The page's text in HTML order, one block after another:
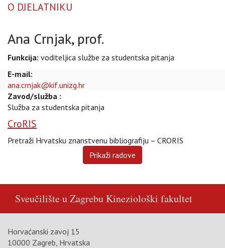
O DJELATNIKU
Ana Crnjak, prof.
Funkcija: voditeljica službe za studentska pitanja
E-mail:
ana.crnjak@kif.unizg.hr
Zavod/služba :
Služba za studentska pitanja
CroRIS
Pretraži Hrvatsku znanstvenu bibliografiju – CRORIS
Sveučilište u ZagrebuKineziološki fakultet
Horvaćanski zavoj 15
10000 Zagreb, Hrvatska